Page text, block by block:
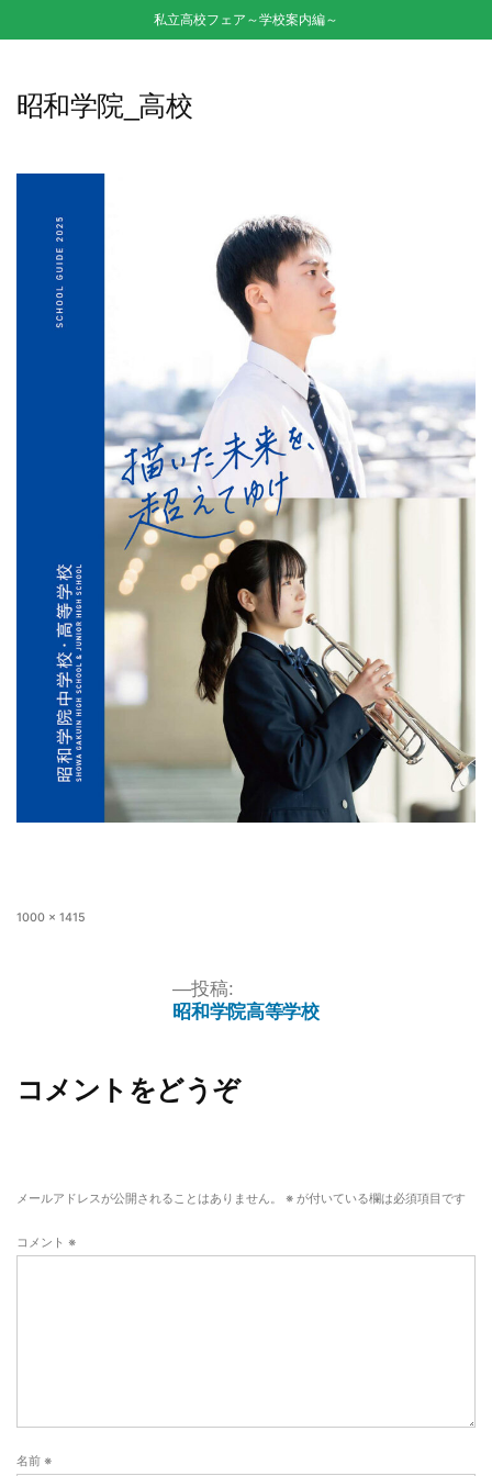
私立高校フェア～学校案内編～
昭和学院_高校
1000 × 1415
投稿:
昭和学院高等学校
コメントをどうぞ
メールアドレスが公開されることはありません。 ※ が付いている欄は必須項目です
コメント ※
名前 ※